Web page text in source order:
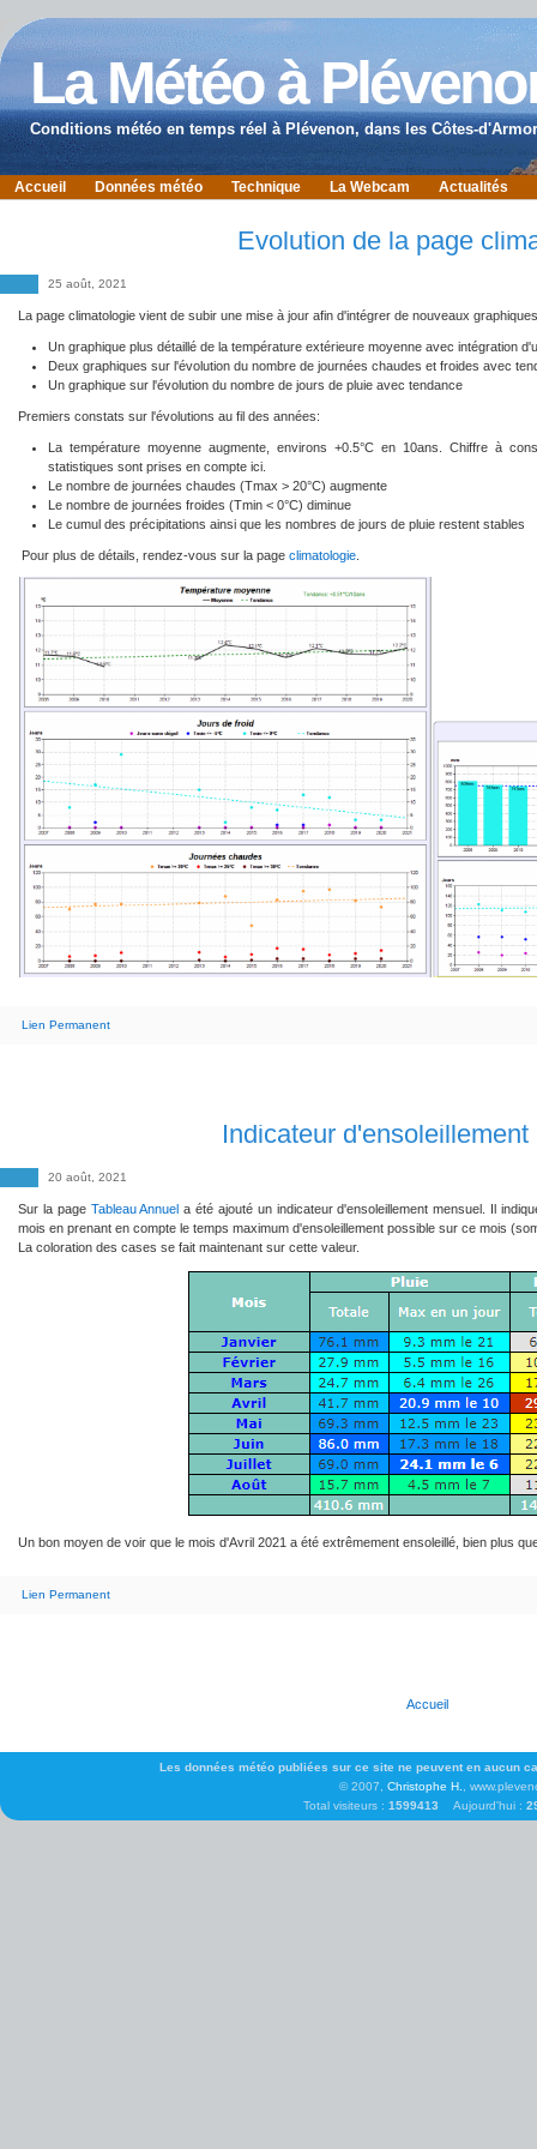
La Météo à
Conditions météo en temps réel à Plévenon, dans les Côtes-
Accueil Données météo Technique La Webcam Actualités
Evolution de la page
25 août, 2021
La page climatologie vient de subir une mise à jour afin d'intégrer de nouveaux
Un graphique plus détaillé de la température extérieure moyenne avec intégration
Deux graphiques sur l'évolution du nombre de journées chaudes et froides avec
Un graphique sur l'évolution du nombre de jours de pluie avec tendance
Premiers constats sur l'évolutions au fil des années:
La température moyenne augmente, environs +0.5°C en 10ans. Chiffre à
statistiques sont prises en compte ici.
Le nombre de journées chaudes (Tmax > 20°C) augmente
Le nombre de journées froides (Tmin < 0°C) diminue
Le cumul des précipitations ainsi que les nombres de jours de pluie restent stables
Pour plus de détails, rendez-vous sur la page climatologie
Lien Permanent
Indicateur d'ensoleillement
20 août, 2021
Sur la page Tableau Annuel a été ajouté un indicateur d'ensoleillement mensuel. Il
mois en prenant en compte le temps maximum d'ensoleillement possible sur ce mois
La coloration des cases se fait maintenant sur cette valeur.
Un bon moyen de voir que le mois d'Avril 2021 a été extrêmement ensoleillé, bien plus
Lien Permanent
Accueil
Les données météo publiées sur ce site ne peuvent en aucun
© 2007,Christophe H.
,
Total visiteurs : 1599413 Aujourd'hui :